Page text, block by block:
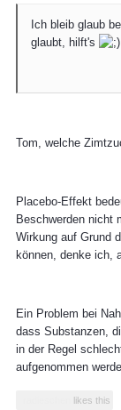
Ich bleib glaub
glaubt, hilft's
Tom, welche
Placebo-Effekt
Beschwerden nicht
Wirkung auf Grund
können, denke ich,
Ein Problem bei
dass Substanzen,
in der Regel
aufgenommen
likes this